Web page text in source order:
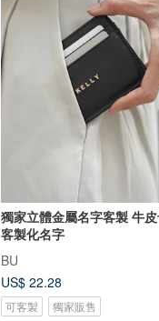
獨家立體金屬名字客製 牛
客製化名字
BU
US$ 22.28
可客製 獨家販售